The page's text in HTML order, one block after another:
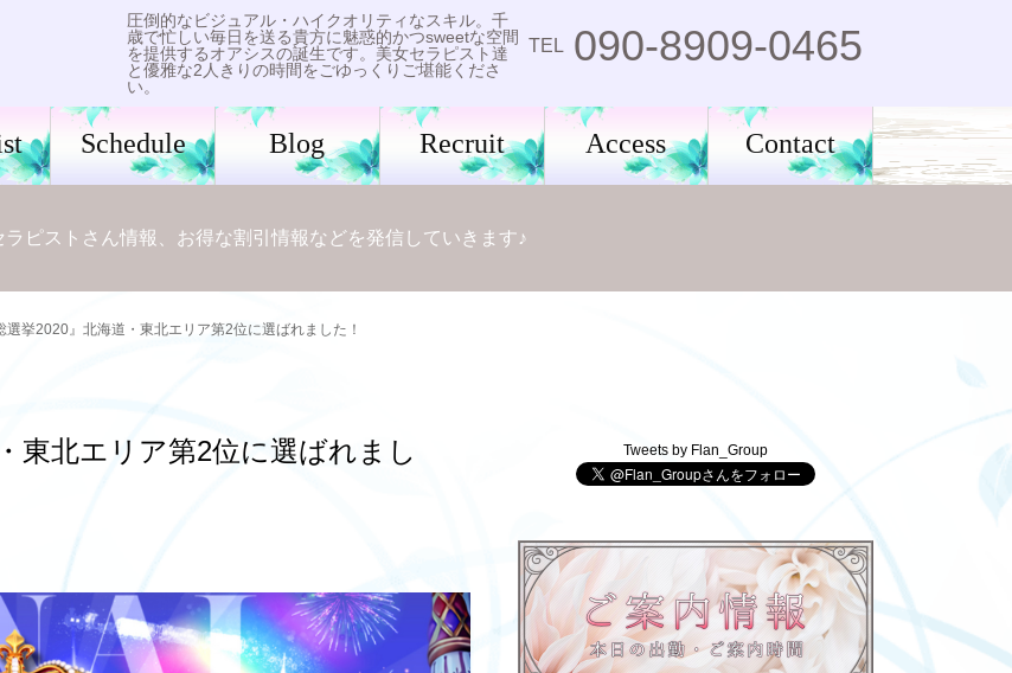
圧倒的なビジュアル・ハイクオリティなスキル。千
歳で忙しい毎日を送る貴方に魅惑的かつsweetな空間
を提供するオアシスの誕生です。美女セラピスト達
と優雅な2人きりの時間をごゆっくりご堪能くださ
い。
TEL 090-8909-0465
Schedule Blog Recruit Access Contact
ピストさん情報、お得な割引情報などを発信していきます♪
選挙2020』北海道・東北エリア第2位に選ばれました！
東北エリア第2位に選ばれまし
Tweets by Flan_Group